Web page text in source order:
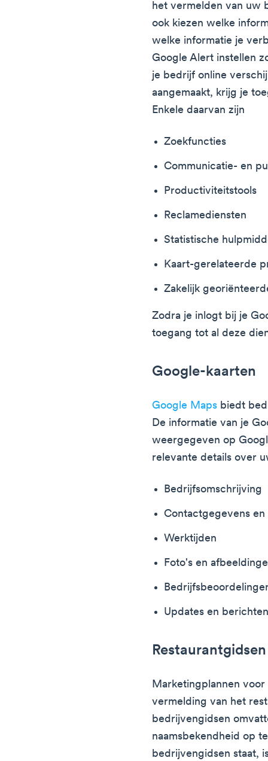
het vermelden van uw
ook kiezen welke
welke informatie je
Google Alert instellen
je bedrijf online
aangemaakt, krijg je
Enkele daarvan zijn
Zoekfuncties
Communicatie- en
Productiviteitstools
Reclamediensten
Statistische
Kaart-gerelateerde
Zakelijk
Zodra je inlogt bij je
toegang tot al deze
Google-kaarten
Google Maps biedt
De informatie van je
weergegeven op
relevante details over
Bedrijfsomschrijving
Contactgegevens en
Werktijden
Foto's en
Updates en
Restaurantgidsen
Marketingplannen
vermelding van het
bedrijvengidsen
naamsbekendheid op
bedrijvengidsen staat,